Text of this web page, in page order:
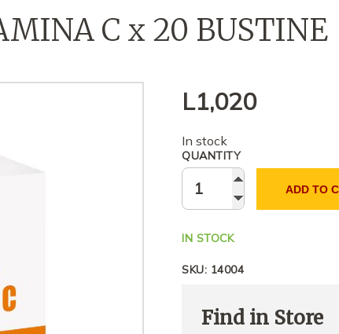
C x 20 BUSTINE
L1,020
In stock
QUANTITY
ADD TO
IN STOCK
SKU: 14004
Find in Store